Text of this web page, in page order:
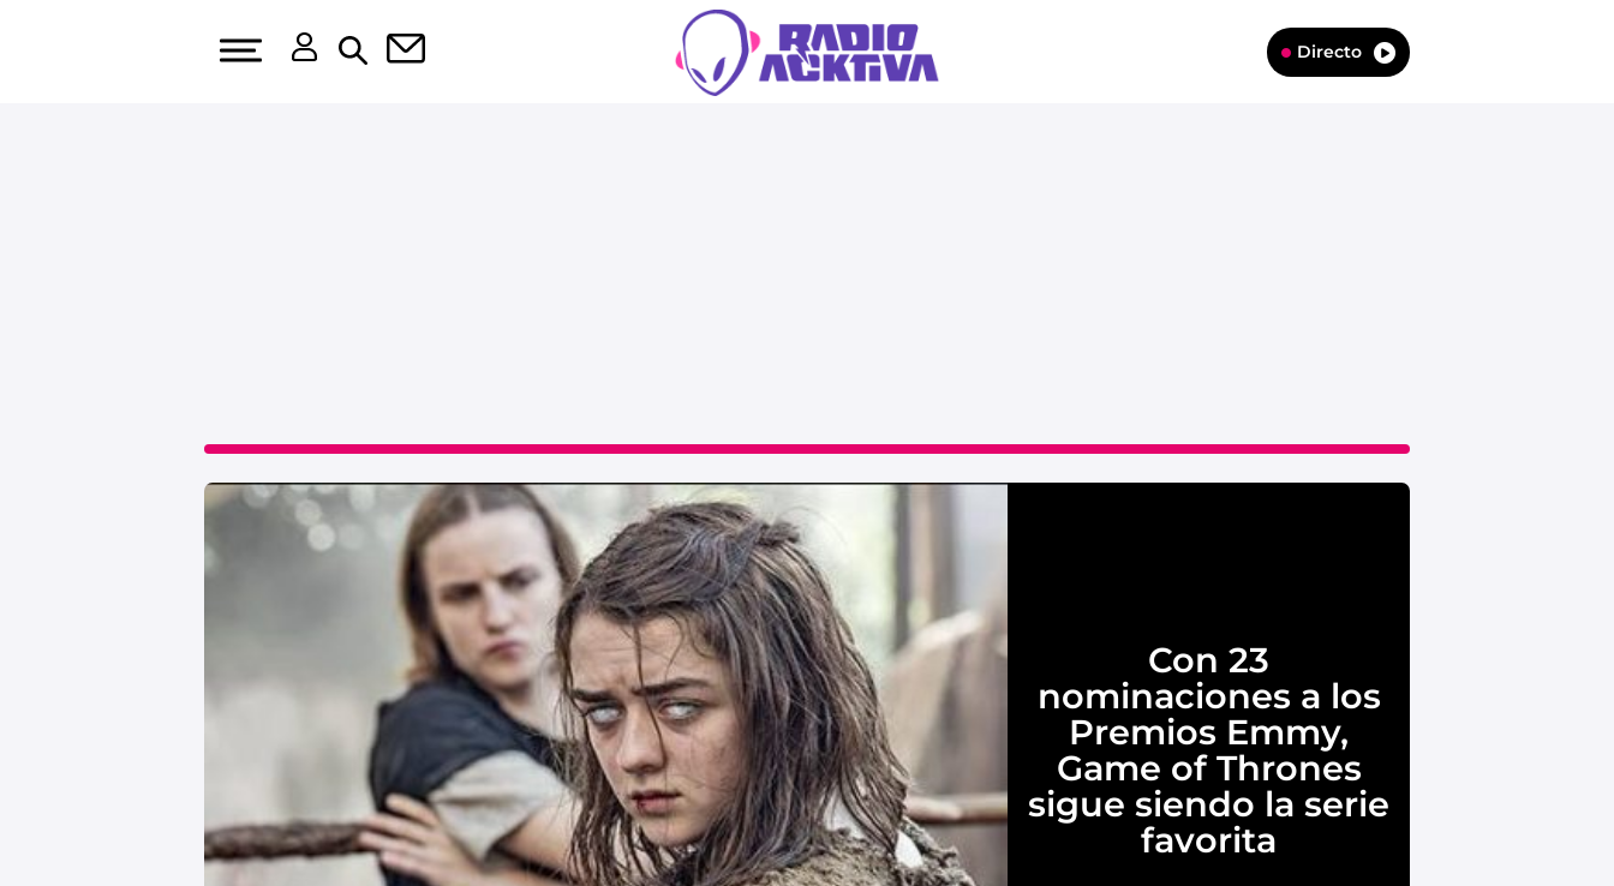
Directo
Con 23
nominaciones a los
Premios Emmy,
Game of Thrones
sigue siendo la serie
favorita